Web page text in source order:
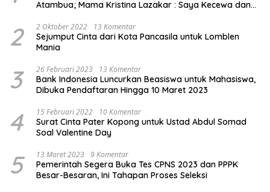
Atambua; Mama Kristina Lazakar : Saya Kecewa dan
2 2 Oktober 2022 13 Komentar
Sejumput Cinta dari Kota Pancasila untuk Lomblen
Mania
3 26 Februari 2023 13 Komentar
Bank Indonesia Luncurkan Beasiswa untuk Mahasiswa,
Dibuka Pendaftaran Hingga 10 Maret 2023
4 15 Februari 2022 10 Komentar
Surat Cinta Pater Kopong untuk Ustad Abdul Somad
Soal Valentine Day
5 13 Maret 2023 9 Komentar
Pemerintah Segera Buka Tes CPNS 2023 dan PPPK
Besar-Besaran, Ini Tahapan Proses Seleksi